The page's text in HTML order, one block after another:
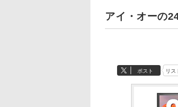
アイ・オーの
ポスト リス